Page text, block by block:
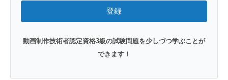
登録
動画制作技術者認定資格3級の試験問題を少しづつ学ぶことが
できます！